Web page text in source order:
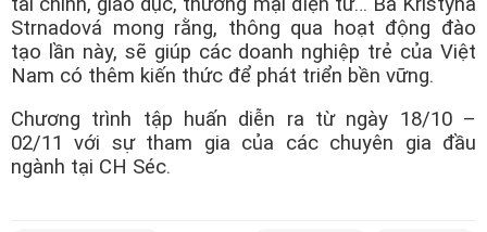
Strnadová mong rằng, thông qua hoạt động đào
tạo lần này, sẽ giúp các doanh nghiệp trẻ của Việt
Nam có thêm kiến thức để phát triển bền vững.
Chương trình tập huấn diễn ra từ ngày 18/10 –
02/11 với sự tham gia của các chuyên gia đầu
ngành tại CH Séc.